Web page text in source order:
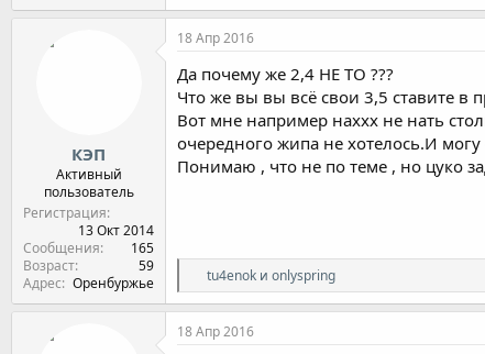
КЭП
Активный
пользователь
Регистрация
13 Окт 2014
Сообщения
165
Возраст
59
Адрес
Оренбуржье
18 Апр 2016
Да почему же 2,4 НЕ ТО ???
Что же вы вы всё свои 3,5 ставите в
Вот мне например наххх не нать
очередного жипа не хотелось.И
Понимаю , что не по теме , но цуко
Р
е
а
к
ц
tu4enok и onlyspring
18 Апр 2016